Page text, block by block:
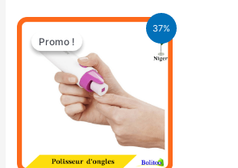
37%
Promo !
Promo !
Le
prix
initial
était :
9.500 CFA.
Le